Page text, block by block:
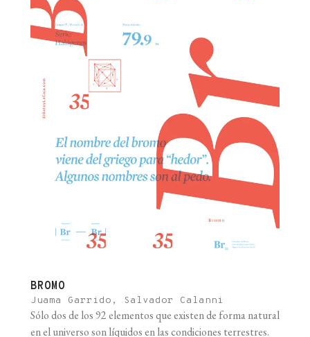
BROMO
Juama Garrido, Salvador Calanni
Sólo dos de los 92 elementos que existen de forma natural
en el universo son líquidos en las condiciones terrestres.